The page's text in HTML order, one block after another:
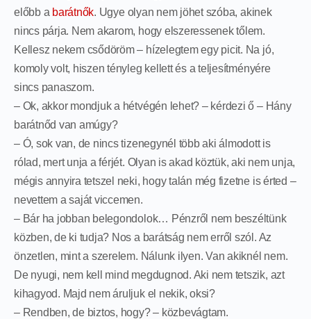
előbb a barátnők. Ugye olyan nem jöhet szóba, akinek
nincs párja. Nem akarom, hogy elszeressenek tőlem.
Kellesz nekem csődöröm – hízelegtem egy picit. Na jó,
komoly volt, hiszen tényleg kellett és a teljesítményére
sincs panaszom.
– Ok, akkor mondjuk a hétvégén lehet? – kérdezi ő – Hány
barátnőd van amúgy?
– Ó, sok van, de nincs tizenegynél több aki álmodott is
rólad, mert unja a férjét. Olyan is akad köztük, aki nem unja,
mégis annyira tetszel neki, hogy talán még fizetne is érted –
nevettem a saját viccemen.
– Bár ha jobban belegondolok… Pénzről nem beszéltünk
közben, de ki tudja? Nos a barátság nem erről szól. Az
önzetlen, mint a szerelem. Nálunk ilyen. Van akiknél nem.
De nyugi, nem kell mind megdugnod. Aki nem tetszik, azt
kihagyod. Majd nem áruljuk el nekik, oksi?
– Rendben, de biztos, hogy? – közbevágtam.